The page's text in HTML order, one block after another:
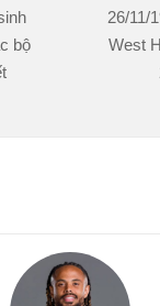
26/11/
bộ
West